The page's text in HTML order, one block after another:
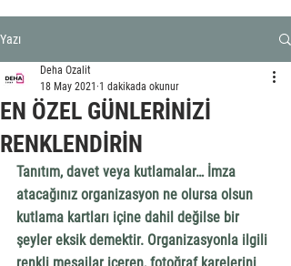
Yazı
EN ÖZEL GÜNLERİNİZİ
RENKLENDİRİN
Deha Ozalit
18 May 2021 1 dakikada okunur
Tanıtım, davet veya kutlamalar… İmza
atacağınız organizasyon ne olursa olsun
kutlama kartları içine dahil değilse bir
şeyler eksik demektir. Organizasyonla ilgili